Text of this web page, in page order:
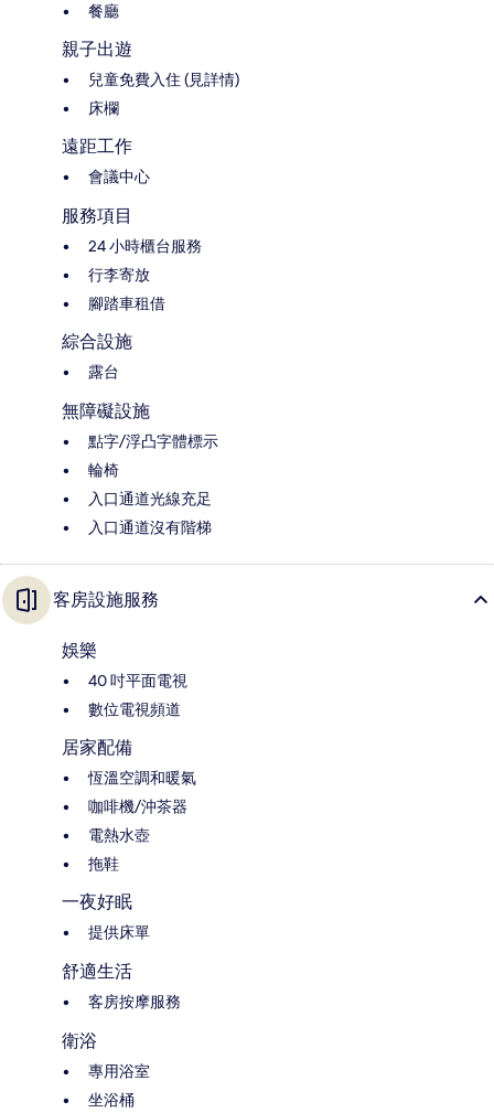
餐廳
親子出遊
兒童免費入住 (見詳情)
床欄
遠距工作
會議中心
服務項目
24 小時櫃台服務
行李寄放
腳踏車租借
綜合設施
露台
無障礙設施
點字/浮凸字體標示
輪椅
入口通道光線充足
入口通道沒有階梯
客房設施服務
娛樂
40 吋平面電視
數位電視頻道
居家配備
恆溫空調和暖氣
咖啡機/沖茶器
電熱水壺
拖鞋
一夜好眠
提供床單
舒適生活
客房按摩服務
衛浴
專用浴室
坐浴桶